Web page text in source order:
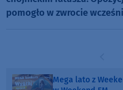
pomogło w zwrocie
Mega lato z